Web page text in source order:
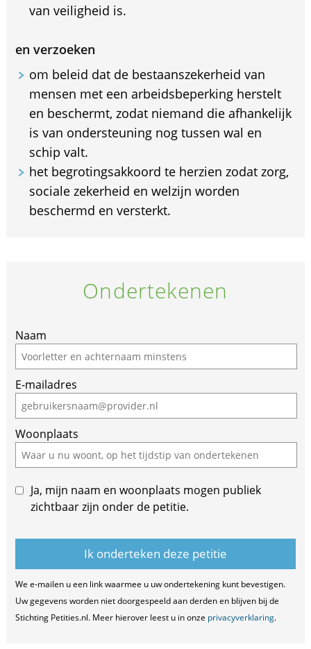
van veiligheid is.
en verzoeken
om beleid dat de bestaanszekerheid van
mensen met een arbeidsbeperking herstelt
en beschermt, zodat niemand die afhankelijk
is van ondersteuning nog tussen wal en
schip valt.
het begrotingsakkoord te herzien zodat zorg,
sociale zekerheid en welzijn worden
beschermd en versterkt.
Ondertekenen
Naam
E-mailadres
Woonplaats
Ja, mijn naam en woonplaats mogen publiek
zichtbaar zijn onder de petitie.
We e-mailen u een link waarmee u uw ondertekening kunt bevestigen.
Uw gegevens worden niet doorgespeeld aan derden en blijven bij de
Stichting Petities.nl. Meer hierover leest u in onze privacyverklaring.